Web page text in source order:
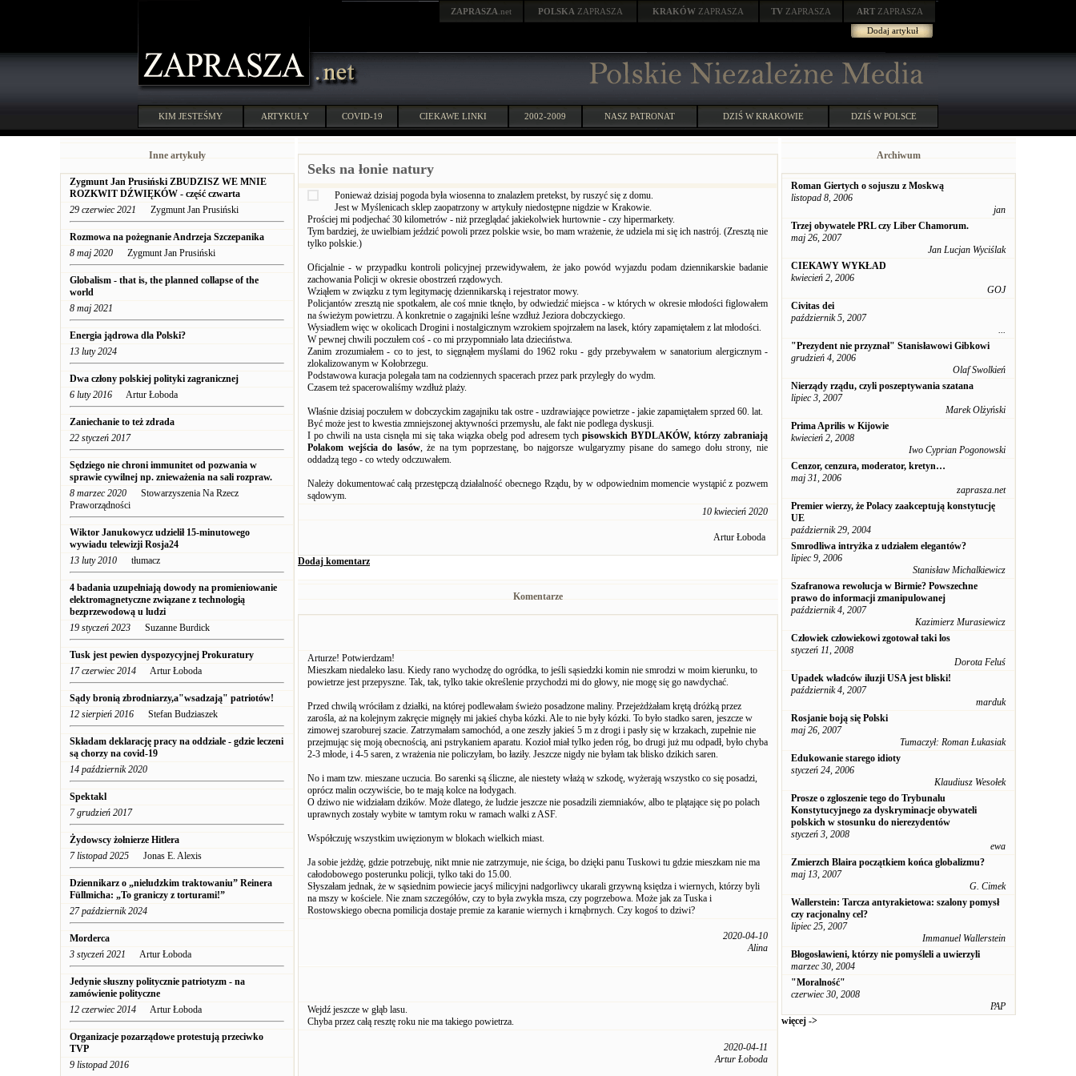
ZAPRASZA .net POLSKA ZAPRASZA KRAKÓW ZAPRASZA TV ZAPRASZA ART ZAPRASZA
Dodaj artykuł
KIM JESTEŚMY ARTYKUŁY COVID-19 CIEKAWE LINKI 2002-2009 NASZ PATRONAT DZIŚ W KRAKOWIE DZIŚ W POLSCE
Inne artykuły
Zygmunt Jan Prusiński ZBUDZISZ WE MNIE
ROZKWIT DŹWIĘKÓW - część czwarta
29 czerwiec 2021 Zygmunt Jan Prusiński
Rozmowa na pożegnanie Andrzeja Szczepanika
8 maj 2020 Zygmunt Jan Prusiński
Globalism - that is, the planned collapse of the
world
8 maj 2021
Energia jądrowa dla Polski?
13 luty 2024
Dwa człony polskiej polityki zagranicznej
6 luty 2016 Artur Łoboda
Zaniechanie to też zdrada
22 styczeń 2017
Sędziego nie chroni immunitet od pozwania w
sprawie cywilnej np. znieważenia na sali rozpraw.
8 marzec 2020 Stowarzyszenia Na Rzecz
Praworządności
Wiktor Janukowycz udzielił 15-minutowego
wywiadu telewizji Rosja24
13 luty 2010 tłumacz
4 badania uzupełniają dowody na promieniowanie
elektromagnetyczne związane z technologią
bezprzewodową u ludzi
19 styczeń 2023 Suzanne Burdick
Tusk jest pewien dyspozycyjnej Prokuratury
17 czerwiec 2014 Artur Łoboda
Sądy bronią zbrodniarzy,a"wsadzają" patriotów!
12 sierpień 2016 Stefan Budziaszek
Składam deklarację pracy na oddziale - gdzie leczeni
są chorzy na covid-19
14 październik 2020
Spektakl
7 grudzień 2017
Żydowscy żołnierze Hitlera
7 listopad 2025 Jonas E. Alexis
Dziennikarz o „nieludzkim traktowaniu” Reinera
Füllmicha: „To graniczy z torturami!”
27 październik 2024
Morderca
3 styczeń 2021 Artur Łoboda
Jedynie słuszny politycznie patriotyzm - na
zamówienie polityczne
12 czerwiec 2014 Artur Łoboda
Organizacje pozarządowe protestują przeciwko
TVP
9 listopad 2016
Seks na łonie natury
Ponieważ dzisiaj pogoda była wiosenna to znalazłem pretekst, by ruszyć się z domu.
Jest w Myślenicach sklep zaopatrzony w artykuły niedostępne nigdzie w Krakowie.
Prościej mi podjechać 30 kilometrów - niż przeglądać jakiekolwiek hurtownie - czy hipermarkety.
Tym bardziej, że uwielbiam jeździć powoli przez polskie wsie, bo mam wrażenie, że udziela mi się ich nastrój. (Zresztą nie
tylko polskie.)
Oficjalnie - w przypadku kontroli policyjnej przewidywałem, że jako powód wyjazdu podam dziennikarskie badanie
zachowania Policji w okresie obostrzeń rządowych.
Wziąłem w związku z tym legitymację dziennikarską i rejestrator mowy.
Policjantów zresztą nie spotkałem, ale coś mnie tknęło, by odwiedzić miejsca - w których w okresie młodości figlowałem
na świeżym powietrzu. A konkretnie o zagajniki leśne wzdłuż Jeziora dobczyckiego.
Wysiadłem więc w okolicach Drogini i nostalgicznym wzrokiem spojrzałem na lasek, który zapamiętałem z lat młodości.
W pewnej chwili poczułem coś - co mi przypomniało lata dzieciństwa.
Zanim zrozumiałem - co to jest, to sięgnąłem myślami do 1962 roku - gdy przebywałem w sanatorium alergicznym -
zlokalizowanym w Kołobrzegu.
Podstawowa kuracja polegała tam na codziennych spacerach przez park przyległy do wydm.
Czasem też spacerowaliśmy wzdłuż plaży.
Właśnie dzisiaj poczułem w dobczyckim zagajniku tak ostre - uzdrawiające powietrze - jakie zapamiętałem sprzed 60. lat.
Być może jest to kwestia zmniejszonej aktywności przemysłu, ale fakt nie podlega dyskusji.
I po chwili na usta cisnęła mi się taka wiązka obelg pod adresem tych pisowskich BYDLAKÓW, którzy zabraniają
Polakom wejścia do lasów, że na tym poprzestanę, bo najgorsze wulgaryzmy pisane do samego dołu strony, nie
oddadzą tego - co wtedy odczuwałem.
Należy dokumentować całą przestępczą działalność obecnego Rządu, by w odpowiednim momencie wystąpić z pozwem
sądowym.
10 kwiecień 2020
Artur Łoboda
Dodaj komentarz
Komentarze
Arturze! Potwierdzam!
Mieszkam niedaleko lasu. Kiedy rano wychodzę do ogródka, to jeśli sąsiedzki komin nie smrodzi w moim kierunku, to
powietrze jest przepyszne. Tak, tak, tylko takie określenie przychodzi mi do głowy, nie mogę się go nawdychać.
Przed chwilą wróciłam z działki, na której podlewałam świeżo posadzone maliny. Przejeżdżałam krętą dróżką przez
zarośla, aż na kolejnym zakręcie mignęły mi jakieś chyba kózki. Ale to nie były kózki. To było stadko saren, jeszcze w
zimowej szaroburej szacie. Zatrzymałam samochód, a one zeszły jakieś 5 m z drogi i pasły się w krzakach, zupełnie nie
przejmując się moją obecnością, ani pstrykaniem aparatu. Kozioł miał tylko jeden róg, bo drugi już mu odpadł, było chyba
2-3 młode, i 4-5 saren, z wrażenia nie policzyłam, bo łaziły. Jeszcze nigdy nie byłam tak blisko dzikich saren.
No i mam tzw. mieszane uczucia. Bo sarenki są śliczne, ale niestety włażą w szkodę, wyżerają wszystko co się posadzi,
oprócz malin oczywiście, bo te mają kolce na łodygach.
O dziwo nie widziałam dzików. Może dlatego, że ludzie jeszcze nie posadzili ziemniaków, albo te plątające się po polach
uprawnych zostały wybite w tamtym roku w ramach walki z ASF.
Współczuję wszystkim uwięzionym w blokach wielkich miast.
Ja sobie jeżdżę, gdzie potrzebuję, nikt mnie nie zatrzymuje, nie ściga, bo dzięki panu Tuskowi tu gdzie mieszkam nie ma
całodobowego posterunku policji, tylko taki do 15.00.
Słyszałam jednak, że w sąsiednim powiecie jacyś milicyjni nadgorliwcy ukarali grzywną księdza i wiernych, którzy byli
na mszy w kościele. Nie znam szczegółów, czy to była zwykła msza, czy pogrzebowa. Może jak za Tuska i
Rostowskiego obecna pomilicja dostaje premie za karanie wiernych i krnąbrnych. Czy kogoś to dziwi?
2020-04-10
Alina
Wejdź jeszcze w głąb lasu.
Chyba przez całą resztę roku nie ma takiego powietrza.
2020-04-11
Artur Łoboda
Archiwum
Roman Giertych o sojuszu z Moskwą
listopad 8, 2006
jan
Trzej obywatele PRL czy Liber Chamorum.
maj 26, 2007
Jan Lucjan Wyciślak
CIEKAWY WYKŁAD
kwiecień 2, 2006
GOJ
Civitas dei
październik 5, 2007
...
"Prezydent nie przyznał" Stanisławowi Gibkowi
grudzień 4, 2006
Olaf Swolkień
Nierządy rządu, czyli poszeptywania szatana
lipiec 3, 2007
Marek Olżyński
Prima Aprilis w Kijowie
kwiecień 2, 2008
Iwo Cyprian Pogonowski
Cenzor, cenzura, moderator, kretyn…
maj 31, 2006
zaprasza.net
Premier wierzy, że Polacy zaakceptują konstytucję
UE
październik 29, 2004
Smrodliwa intryżka z udziałem elegantów?
lipiec 9, 2006
Stanisław Michalkiewicz
Szafranowa rewolucja w Birmie? Powszechne
prawo do informacji zmanipulowanej
październik 4, 2007
Kazimierz Murasiewicz
Człowiek człowiekowi zgotował taki los
styczeń 11, 2008
Dorota Feluś
Upadek władców iluzji USA jest bliski!
październik 4, 2007
marduk
Rosjanie boją się Polski
maj 26, 2007
Tumaczył: Roman Łukasiak
Edukowanie starego idioty
styczeń 24, 2006
Klaudiusz Wesołek
Prosze o zgloszenie tego do Trybunalu
Konstytucyjnego za dyskryminacje obywateli
polskich w stosunku do nierezydentów
styczeń 3, 2008
ewa
Zmierzch Blaira początkiem końca globalizmu?
maj 13, 2007
G. Cimek
Wallerstein: Tarcza antyrakietowa: szalony pomysł
czy racjonalny cel?
lipiec 25, 2007
Immanuel Wallerstein
Błogosławieni, którzy nie pomyśleli a uwierzyli
marzec 30, 2004
"Moralność"
czerwiec 30, 2008
PAP
więcej ->